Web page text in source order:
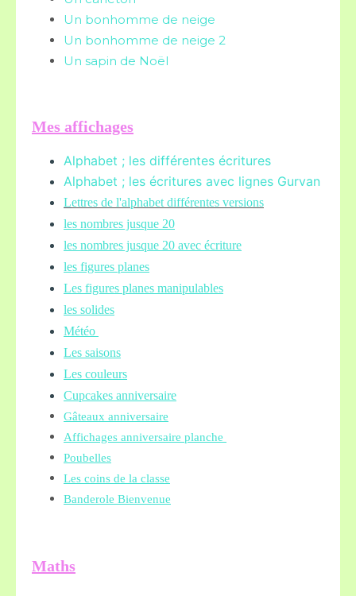
Un bonhomme de neige
Un bonhomme de neige 2
Un sapin de Noël
Mes affichages
Alphabet ; les différentes écritures
Alphabet ; les écritures avec lignes Gurvan
Lettres de l'alphabet différentes versions
les nombres jusque 20
les nombres jusque 20 avec écriture
les figures planes
Les figures planes manipulables
les solides
Météo
Les saisons
Les couleurs
Cupcakes anniversaire
Gâteaux anniversaire
Affichages anniversaire planche
Poubelles
Les coins de la classe
Banderole Bienvenue
Maths